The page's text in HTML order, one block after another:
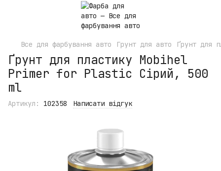
Все для фарбування авто Грунт для авто Ґрунт для
Ґрунт для пластику Mobihel
Primer for Plastic Сірий, 500
ml
Артикул: 102358 Написати відгук